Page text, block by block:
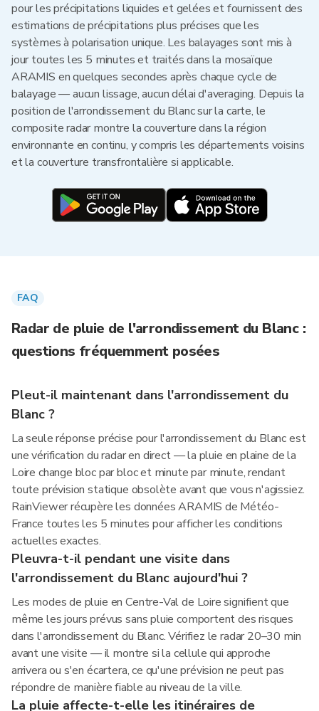
pour les précipitations liquides et gelées et fournissent des
estimations de précipitations plus précises que les
systèmes à polarisation unique. Les balayages sont mis à
jour toutes les 5 minutes et traités dans la mosaïque
ARAMIS en quelques secondes après chaque cycle de
balayage — aucun lissage, aucun délai d'averaging. Depuis la
position de l'arrondissement du Blanc sur la carte, le
composite radar montre la couverture dans la région
environnante en continu, y compris les départements voisins
et la couverture transfrontalière si applicable.
FAQ
Radar de pluie de l'arrondissement du Blanc :
questions fréquemment posées
Pleut-il maintenant dans l'arrondissement du
Blanc ?
La seule réponse précise pour l'arrondissement du Blanc est
une vérification du radar en direct — la pluie en plaine de la
Loire change bloc par bloc et minute par minute, rendant
toute prévision statique obsolète avant que vous n'agissiez.
RainViewer récupère les données ARAMIS de Météo-
France toutes les 5 minutes pour afficher les conditions
actuelles exactes.
Pleuvra-t-il pendant une visite dans
l'arrondissement du Blanc aujourd'hui ?
Les modes de pluie en Centre-Val de Loire signifient que
même les jours prévus sans pluie comportent des risques
dans l'arrondissement du Blanc. Vérifiez le radar 20–30 min
avant une visite — il montre si la cellule qui approche
arrivera ou s'en écartera, ce qu'une prévision ne peut pas
répondre de manière fiable au niveau de la ville.
La pluie affecte-t-elle les itinéraires de